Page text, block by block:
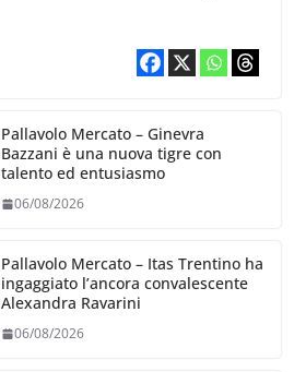
Pallavolo Mercato – Ginevra
Bazzani è una nuova tigre con
talento ed entusiasmo
06/08/2026
Pallavolo Mercato – Itas Trentino ha
ingaggiato l’ancora convalescente
Alexandra Ravarini
06/08/2026